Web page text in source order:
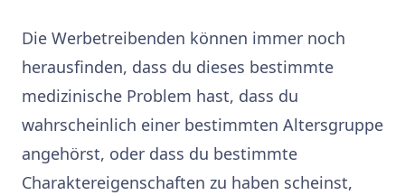
Die Werbetreibenden können immer noch
herausfinden, dass du dieses bestimmte
medizinische Problem hast, dass du
wahrscheinlich einer bestimmten Altersgruppe
angehörst, oder dass du bestimmte
Charaktereigenschaften zu haben scheinst,